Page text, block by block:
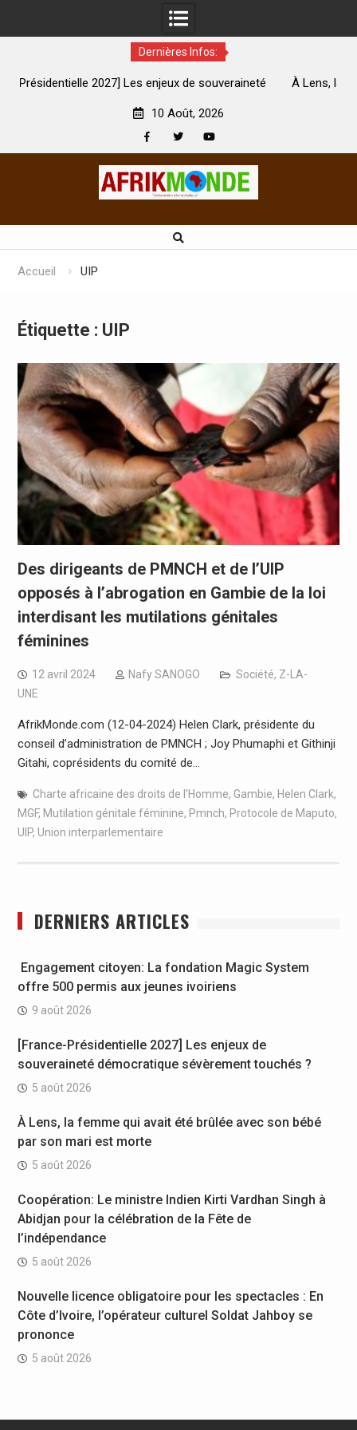
Dernières Infos:
Les enjeux de souveraineté
À Lens, la femme qui avait été
10 Août, 2026
Accueil UIP
Étiquette : UIP
Des dirigeants de PMNCH et de l’UIP
opposés à l’abrogation en Gambie de la loi
interdisant les mutilations génitales
féminines
12 avril 2024 Nafy SANOGO Société, Z-LA-
UNE
AfrikMonde.com (12-04-2024) Helen Clark, présidente du
conseil d’administration de PMNCH ; Joy Phumaphi et Githinji
Gitahi, coprésidents du comité de…
Charte africaine des droits de l'Homme, Gambie, Helen Clark,
MGF, Mutilation génitale féminine, Pmnch, Protocole de Maputo,
UIP, Union interparlementaire
DERNIERS ARTICLES
Engagement citoyen: La fondation Magic System
offre 500 permis aux jeunes ivoiriens
9 août 2026
[France-Présidentielle 2027] Les enjeux de
souveraineté démocratique sévèrement touchés ?
5 août 2026
À Lens, la femme qui avait été brûlée avec son bébé
par son mari est morte
5 août 2026
Coopération: Le ministre Indien Kirti Vardhan Singh à
Abidjan pour la célébration de la Fête de
l’indépendance
5 août 2026
Nouvelle licence obligatoire pour les spectacles : En
Côte d’Ivoire, l’opérateur culturel Soldat Jahboy se
prononce
5 août 2026